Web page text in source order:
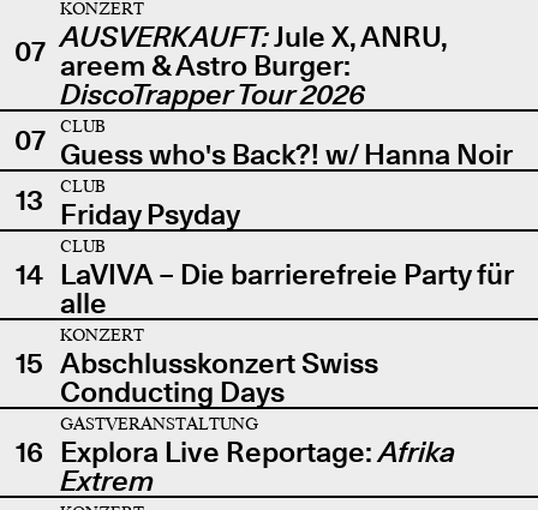
07
KONZERT
AUSVERKAUFT:Jule X, ANRU,
areem & Astro Burger:
DiscoTrapper Tour 2026
07
CLUB
Guess who's Back?! w/ Hanna Noir
13
CLUB
Friday Psyday
14
CLUB
LaVIVA – Die barrierefreie Party für
alle
15
KONZERT
Abschlusskonzert Swiss
Conducting Days
16
GASTVERANSTALTUNG
Explora Live Reportage:Afrika
Extrem